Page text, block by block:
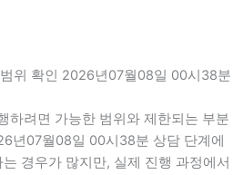
위 확인 2026년07월08일 00시38분
하려면 가능한 범위와 제한되는 부분
년07월08일 00시38분 상담 단계에
경우가 많지만, 실제 진행 과정에서